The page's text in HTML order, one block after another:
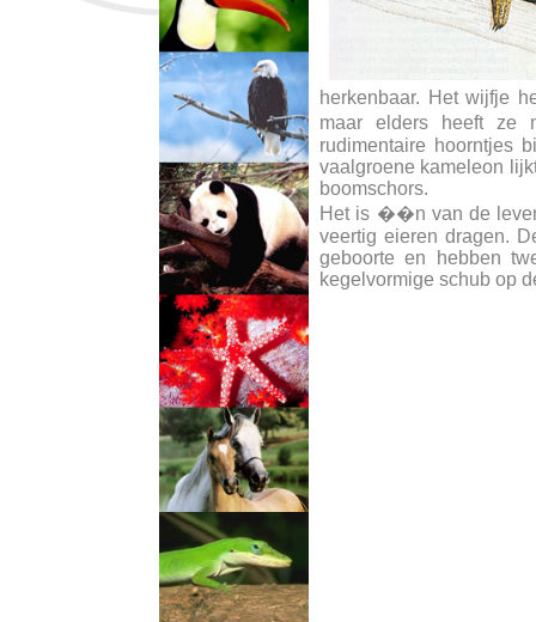
herkenbaar. Het wijfje
maar elders heeft
rudimentaire hoorntjes
vaalgroene kameleon
boomschors.
Het is ��n van de
veertig eieren dragen.
geboorte en hebben
kegelvormige schub op